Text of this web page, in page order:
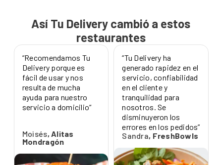
Así Tu Delivery cambió a estos
restaurantes
“Recomendamos Tu
Delivery porque es
fácil de usar y nos
resulta de mucha
ayuda para nuestro
servicio a domicilio“
Moisés, Alitas
Mondragón
“Tu Delivery ha
generado rapidez en el
servicio, confiabilidad
en el cliente y
tranquilidad para
nosotros. Se
disminuyeron los
errores en los pedidos”
Sandra, FreshBowls